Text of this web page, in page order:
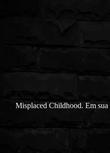
Misplaced Childhood. Em